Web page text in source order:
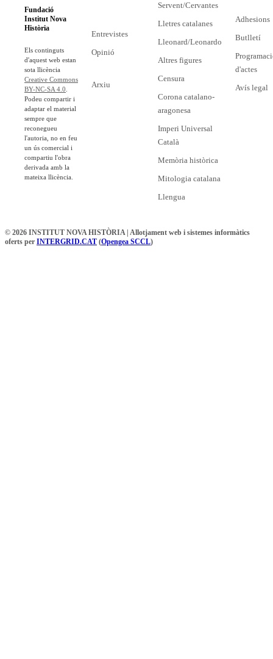
Fundació
Institut Nova
Història
Els continguts
d'aquest web estan
sota llicència
Creative Commons
BY-NC-SA 4.0
Podeu compartir i
adaptar el material
sempre que
reconegueu
l'autoria, no en feu
un ús comercial i
compartiu l'obra
derivada amb la
mateixa llicència.
Entrevistes
Opinió
Arxiu
Servent/Cervantes
Lletres catalanes
Lleonard/Leonardo
Altres figures
Censura
Corona catalano-
aragonesa
Imperi Universal
Català
Memòria històrica
Mitologia catalana
Llengua
Adhesions
Butlletí
d'actes
Avís legal
© 2026 INSTITUT NOVA HISTÒRIA | Allotjament web i sistemes informàtics
oferts per INTERGRID.CAT (Opengea SCCL)